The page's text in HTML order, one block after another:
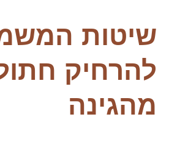
שיטות
להרחיק
מהגינה